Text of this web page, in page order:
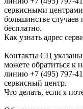
сервисными
большинстве случаев
бесплатно.
Как узнать адрес
Контакты СЦ
можете обратиться к
линию +7 (495) 797-
сервисный центр.
Что делать, если я